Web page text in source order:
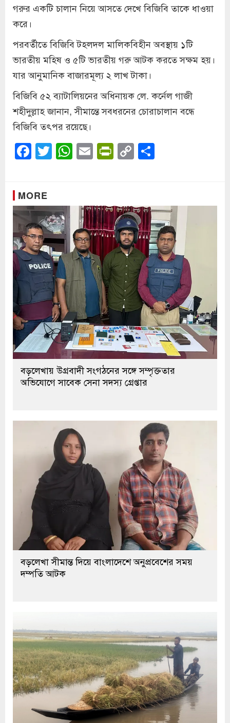
গরুর একটি চালান নিয়ে আসতে দেখে বিজিবি তাকে ধাওয়া
করে।
পরবর্তীতে বিজিবি টহলদল মালিকবিহীন অবস্থায় ১টি
ভারতীয় মহিষ ও ৫টি ভারতীয় গরু আটক করতে সক্ষম হয়।
যার আনুমানিক বাজারমূল্য ২ লাখ টাকা।
বিজিবি ৫২ ব্যাটালিয়নের অধিনায়ক লে. কর্নেল গাজী
শহীদুল্লাহ জানান, সীমান্তে সবধরনের চোরাচালান বন্ধে
বিজিবি তৎপর রয়েছে।
Facebook
Twitter
WhatsApp
EmailPrintFriendly
Copy
Link
MORE
বড়লেখায় উগ্রবাদী সংগঠনের সঙ্গে সম্পৃক্ততার
অভিযোগে সাবেক সেনা সদস্য গ্রেপ্তার
বড়লেখা সীমান্ত দিয়ে বাংলাদেশে অনুপ্রবেশের সময়
দম্পতি আটক